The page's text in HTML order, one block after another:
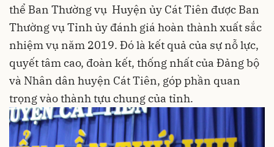
thể Ban Thường vụ Huyện ủy Cát Tiên được Ban
Thường vụ Tỉnh ủy đánh giá hoàn thành xuất sắc
nhiệm vụ năm 2019. Đó là kết quả của sự nỗ lực,
quyết tâm cao, đoàn kết, thống nhất của Đảng bộ
và Nhân dân huyện Cát Tiên, góp phần quan
trọng vào thành tựu chung của tỉnh.